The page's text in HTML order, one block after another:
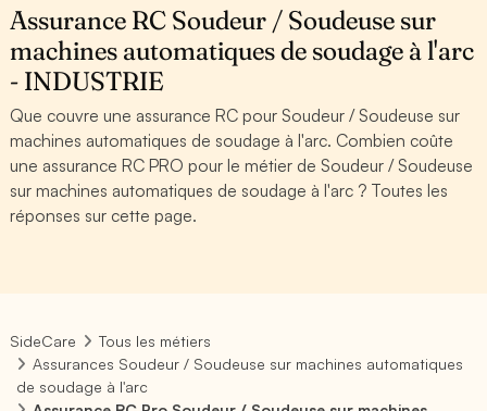
Assurance RC Soudeur / Soudeuse sur
machines automatiques de soudage à l'arc
- INDUSTRIE
Que couvre une assurance RC pour Soudeur / Soudeuse sur
machines automatiques de soudage à l'arc. Combien coûte
une assurance RC PRO pour le métier de Soudeur / Soudeuse
sur machines automatiques de soudage à l'arc ? Toutes les
réponses sur cette page.
SideCare
Tous les métiers
Assurances Soudeur / Soudeuse sur machines automatiques
de soudage à l'arc